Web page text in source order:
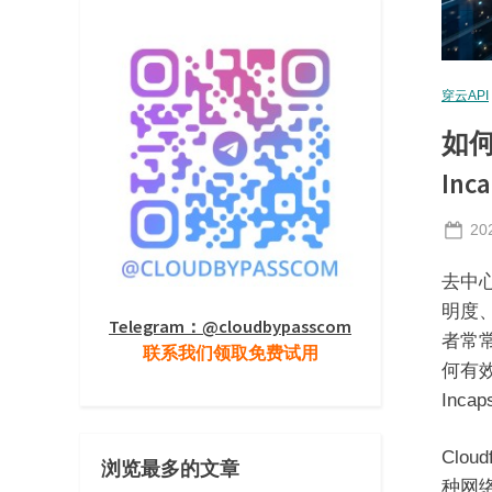
穿云API
如
去中
明度
者常
何有
种网
Telegram：@cloudbypasscom
联系我们领取免费试用
浏览最多的文章